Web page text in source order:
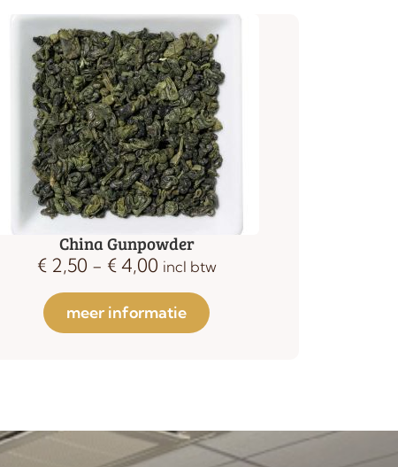
China Gunpowder
€2,50 - €4,00 incl btw
meer informatie